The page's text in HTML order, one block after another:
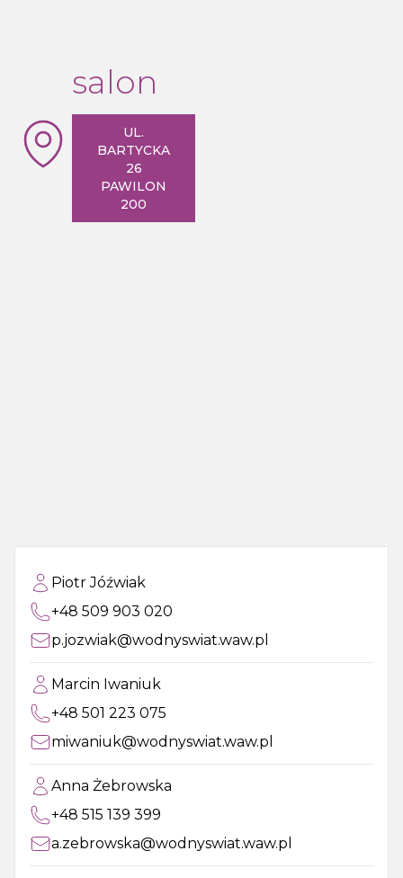
salon
UL.
BARTYCKA
26
PAWILON
200
Piotr Jóźwiak
+48 509 903 020
p.jozwiak@wodnyswiat.waw.pl
Marcin Iwaniuk
+48 501 223 075
miwaniuk@wodnyswiat.waw.pl
Anna Żebrowska
+48 515 139 399
a.zebrowska@wodnyswiat.waw.pl